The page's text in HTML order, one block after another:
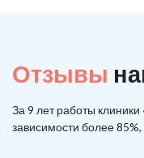
Отзывы
За 9 лет работы
зависимости более